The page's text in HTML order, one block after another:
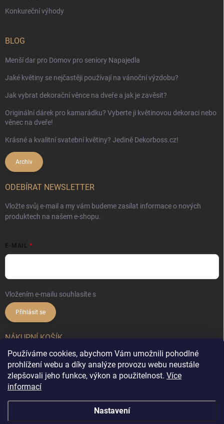
Používáme cookies, abychom Vám umožnili pohodlné
prohlížení webu a díky analýze provozu webu neustále
zlepšovali jeho funkce, výkon a použitelnost. Více
informací
Nastavení
Konkureční výhody
BLOG
Menší dar pro Domov pro seniory Napajedla
Jaké květiny se nejčastěji používají na vánoční výzdobu?
Jak vybrat dekorační věnce na dveře a jak je zavěsit?
Originální dárek pro kamarádku? Vyberte ji květinovou dekoraci nebo
věnec na dveře!
Krásné a kvalitní svatební květiny? Jedině Dekorboss.cz!
Archiv
ODEBÍRAT NEWSLETTER
Vložte svůj e-mail a my vám budeme zasílat informace o nových
produktech na našem e-shopu.
E-MAIL
Vložením e-mailu souhlasíte s
Přihlásit se
NÁKUPNÍ KOŠÍK
0ks /0 Kč
. Všechna práva vyhrazena.